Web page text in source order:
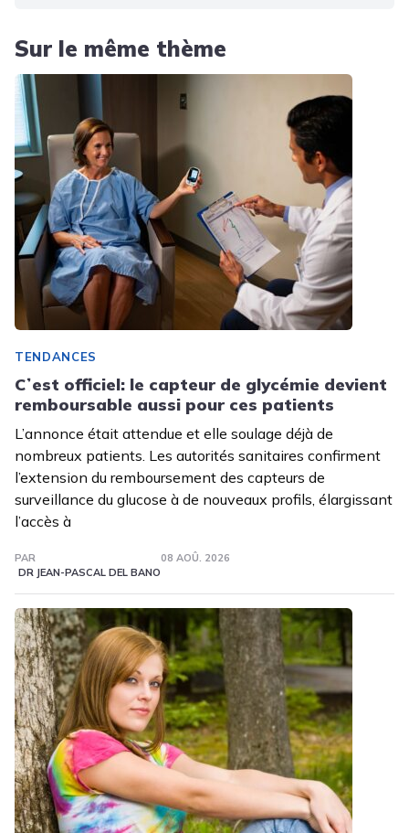
Sur le même thème
TENDANCES
Cʼest officiel: le capteur de glycémie devient
remboursable aussi pour ces patients
L’annonce était attendue et elle soulage déjà de
nombreux patients. Les autorités sanitaires confirment
l’extension du remboursement des capteurs de
surveillance du glucose à de nouveaux profils, élargissant
l’accès à
PAR
DR JEAN-PASCAL DEL BANO
08 AOÛ. 2026